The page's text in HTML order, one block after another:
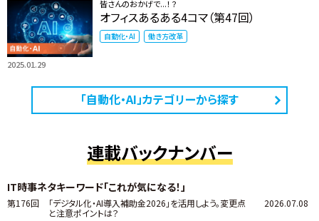
2025.01.29
皆さんのおかげで...！？
オフィスあるある4コマ（第47回）
自動化・AI 働き方改革
「自動化・AI」カテゴリーから探す
連載バックナンバー
IT時事ネタキーワード「これが気になる！」
第176回
「デジタル化・AI導入補助金2026」を活用しよう。変更点
と注意ポイントは？
2026.07.08